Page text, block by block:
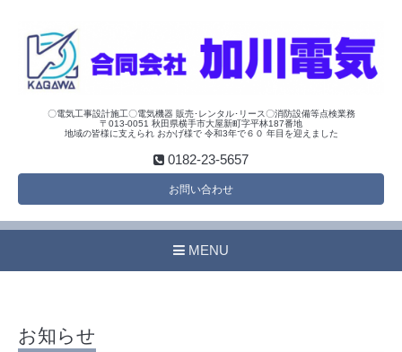
〇電気工事設計施工〇電気機器 販売･レンタル･リース〇消防設備等点検業務
〒013-0051 秋田県横手市大屋新町字平林187番地
地域の皆様に支えられ おかげ様で 令和3年で６０ 年目を迎えました
0182-23-5657
お問い合わせ
MENU
お知らせ